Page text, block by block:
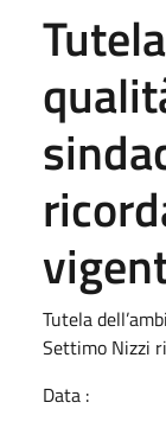
Tutela
Settimo Nizzi
Data :